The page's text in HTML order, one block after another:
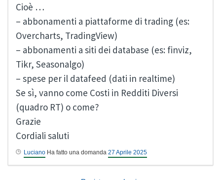
Cioè …
– abbonamenti a piattaforme di trading (es:
Overcharts, TradingView)
– abbonamenti a siti dei database (es: finviz,
Tikr, Seasonalgo)
– spese per il datafeed (dati in realtime)
Se sì, vanno come Costi in Redditi Diversi
(quadro RT) o come?
Grazie
Cordiali saluti
Luciano Ha fatto una domanda 27 Aprile 2025